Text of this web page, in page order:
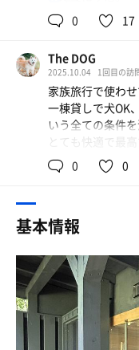
2セット。
ガラス張りで雰
0 17
The DOG
2025.10.04 1回目の訪
家族旅行で使わ
一棟貸しで犬OK
いう全ての条件を
とても快適で最
0 0
基本情報